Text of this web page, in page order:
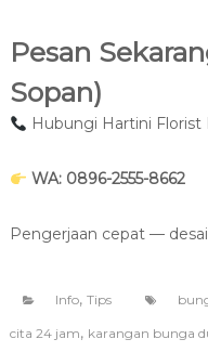
Pesan
Sopan)
Hubungi Hartini Florist
WA: 0896-2555-8662
Pengerjaan cepat —
Info, Tips
cita 24 jam, karangan bunga